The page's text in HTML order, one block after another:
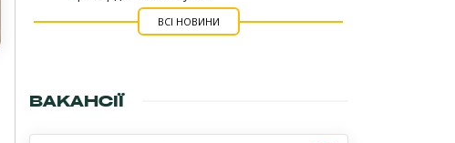
ВСІ НОВИНИ
ВАКАНСІЇ